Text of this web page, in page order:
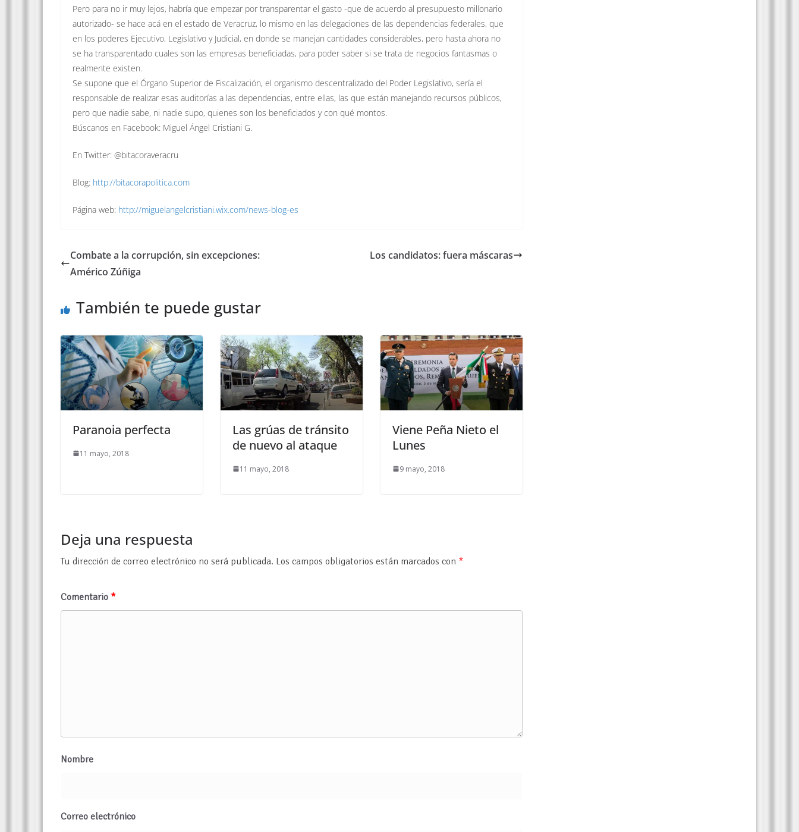
Pero para no ir muy lejos, habría que empezar por transparentar el gasto -que de acuerdo al presupuesto millonario
autorizado- se hace acá en el estado de Veracruz, lo mismo en las delegaciones de las dependencias federales, que
en los poderes Ejecutivo, Legislativo y Judicial, en donde se manejan cantidades considerables, pero hasta ahora no
se ha transparentado cuales son las empresas beneficiadas, para poder saber si se trata de negocios fantasmas o
realmente existen.
Se supone que el Órgano Superior de Fiscalización, el organismo descentralizado del Poder Legislativo, sería el
responsable de realizar esas auditorías a las dependencias, entre ellas, las que están manejando recursos públicos,
pero que nadie sabe, ni nadie supo, quienes son los beneficiados y con qué montos.
Búscanos en Facebook: Miguel Ángel Cristiani G.
En Twitter: @bitacoraveracru
Blog: http://bitacorapolitica.com
Página web: http://miguelangelcristiani.wix.com/news-blog-es
Combate a la corrupción, sin excepciones:
Américo Zúñiga
Los candidatos: fuera máscaras
También te puede gustar
Paranoia perfecta
11 mayo, 2018
Las grúas de tránsito
de nuevo al ataque
11 mayo, 2018
Viene Peña Nieto el
Lunes
9 mayo, 2018
Deja una respuesta
Tu dirección de correo electrónico no será publicada. Los campos obligatorios están marcados con *
Comentario *
Nombre
Correo electrónico